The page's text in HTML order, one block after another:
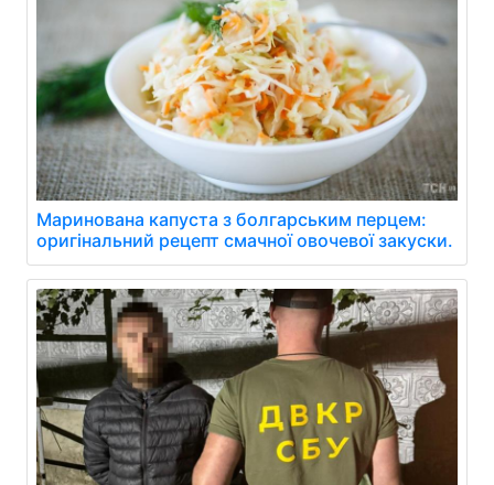
Маринована капуста з болгарським перцем:
оригінальний рецепт смачної овочевої закуски.